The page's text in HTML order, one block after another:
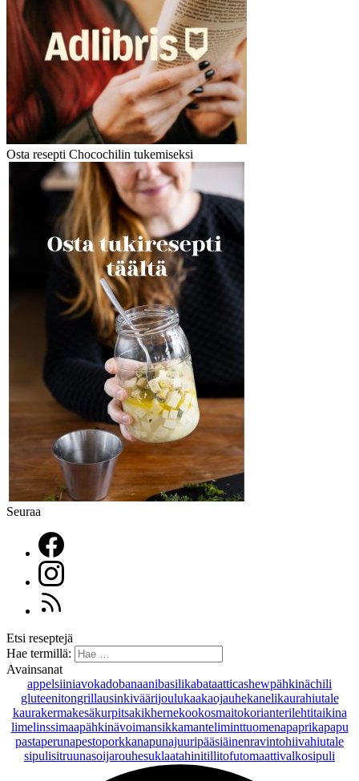
Osta resepti Chocochilin tukemiseksi
Seuraa
Etsi reseptejä
Hae termillä:
Avainsanat
appelsiiniavokadobanaanibasilikabataatticashewpähkinächili
gluteenitongrillausinkiväärijoulukaakaojauhekanelikaurahiutale
kaurakermakesäkurpitsakikhernekookosmaitokorianterilehtitaikina
limelinssimaapähkinävoimansikkamanteliminttuomenapaprikapapu
pastaperunapestoporkkanapunajuuripääsiäinenravintohiivahiutale
sipulisitruunasoijarouhesuklaatahinitillitofutomaattivalkosipuli